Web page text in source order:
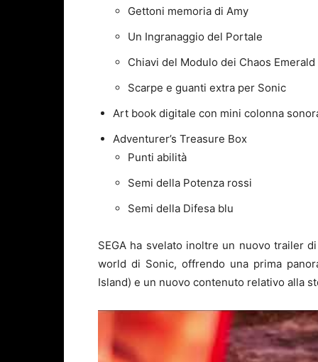
Gettoni memoria di Amy
Un Ingranaggio del Portale
Chiavi del Modulo dei Chaos Emerald
Scarpe e guanti extra per Sonic
Art book digitale con mini colonna
Adventurer’s Treasure Box
Punti abilità
Semi della Potenza rossi
Semi della Difesa blu
SEGA ha svelato inoltre un nuovo trailer di
world di Sonic, offrendo una prima
Island) e un nuovo contenuto relativo alla